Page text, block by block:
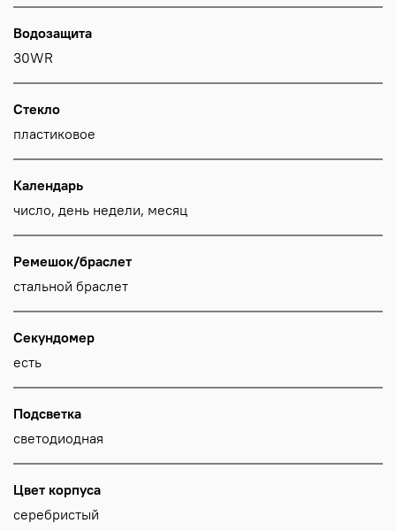
Водозащита
30WR
Стекло
пластиковое
Календарь
число, день недели, месяц
Ремешок/браслет
стальной браслет
Секундомер
есть
Подсветка
светодиодная
Цвет корпуса
серебристый